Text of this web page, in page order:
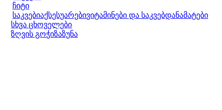
ჩიტი
საკვებიაქსესუარებივიტამინები და საკვებდანამატები
სხვა ცხოველები
ზღვის გოჭიზაზუნა